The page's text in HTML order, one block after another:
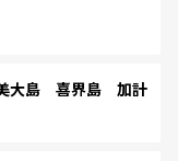
大島 喜界島 加計